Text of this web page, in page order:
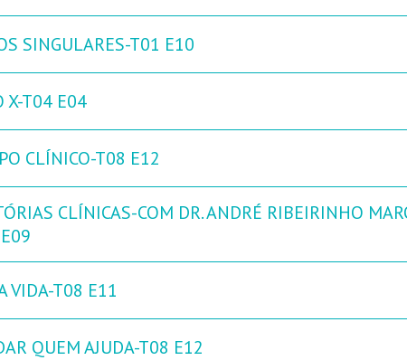
SINGULARES-T01 E10
X-T04 E04
CLÍNICO-T08 E12
CLÍNICAS-COM DR. ANDRÉ RIBEIRINHO
VIDA-T08 E11
QUEM AJUDA-T08 E12